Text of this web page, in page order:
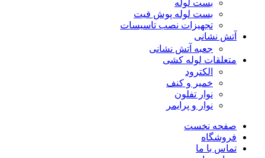
بست لوله
بست لوله پوش فیت
تجهیزات نصب تاسیسات
آتش نشانی
جعبه آتش نشانی
متعلقات لوله کشی
الکترود
خمیر و کنف
نوار تفلون
نوار و پرایمر
صفحه نخست
فروشگاه
تماس با ما